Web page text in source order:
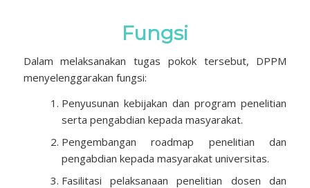
Fungsi
Dalam melaksanakan tugas pokok tersebut, DPPM
menyelenggarakan fungsi:
Penyusunan kebijakan dan program penelitian
serta pengabdian kepada masyarakat.
Pengembangan roadmap penelitian dan
pengabdian kepada masyarakat universitas.
Fasilitasi pelaksanaan penelitian dosen dan